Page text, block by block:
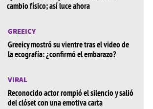
cambio físico; así luce ahora
GREEICY
Greeicy mostró su vientre tras el video de
la ecografía: ¿confirmó el embarazo?
VIRAL
Reconocido actor rompió el silencio y salió
del clóset con una emotiva carta